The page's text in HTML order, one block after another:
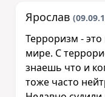
Ярослав
Терроризм -
мире. С
знаешь что и
тоже часто